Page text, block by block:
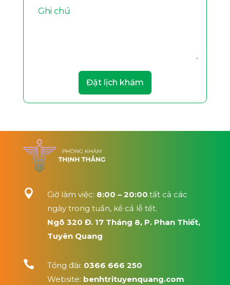
Đặt lịch khám
 Giờ làm việc: 8:00 – 20:00.tất cả các
ngày trong tuần, kể cả lễ tết.
Ngõ 320 Đ. 17 Tháng 8, P. Phan Thiết,
Tuyên Quang
 Tổng đài: 0366 666 250
Website: benhtrituyenquang.com